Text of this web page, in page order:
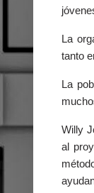
La
tanto
La
Willy
al